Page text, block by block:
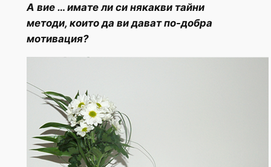
А вие … имате ли си някакви тайни
методи, които да ви дават по-добра
мотивация?